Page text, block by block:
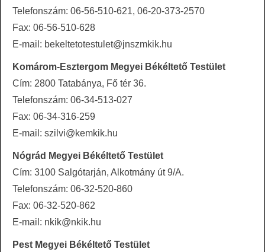
Telefonszám: 06-56-510-621, 06-20-373-2570
Fax: 06-56-510-628
E-mail: bekeltetotestulet@jnszmkik.hu
Komárom-Esztergom Megyei Békéltető Testület
Cím: 2800 Tatabánya, Fő tér 36.
Telefonszám: 06-34-513-027
Fax: 06-34-316-259
E-mail: szilvi@kemkik.hu
Nógrád Megyei Békéltető Testület
Cím: 3100 Salgótarján, Alkotmány út 9/A.
Telefonszám: 06-32-520-860
Fax: 06-32-520-862
E-mail: nkik@nkik.hu
Pest Megyei Békéltető Testület